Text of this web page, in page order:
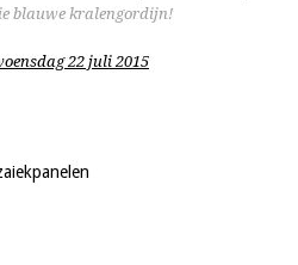
blauwe kralengordijn!
22 juli 2015